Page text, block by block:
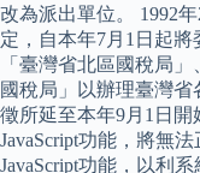
改為派出單位。 1992
定，自本年7月1日起
「臺灣省北區國稅局
國稅局」以辦理臺灣
徵所延至本年9月1日
JavaScript功能，將無
JavaScript功能，以利